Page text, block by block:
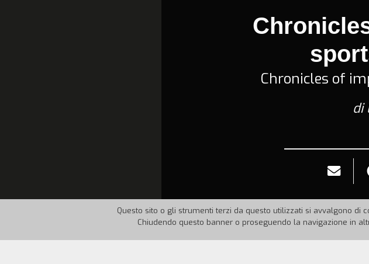
Chronicles of
di
Questo sito o gli strumenti terzi da questo utilizzati si avvalgono
Chiudendo questo banner o proseguendo la navigazione in